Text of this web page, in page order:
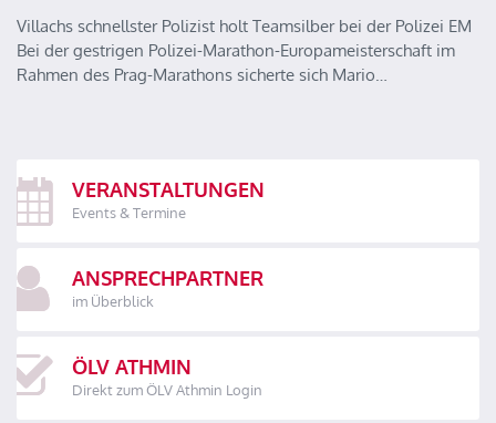
Villachs schnellster Polizist holt Teamsilber bei der Polizei EM
Bei der gestrigen Polizei-Marathon-Europameisterschaft im
Rahmen des Prag-Marathons sicherte sich Mario…
VERANSTALTUNGEN
Events & Termine
ANSPRECHPARTNER
im Überblick
ÖLV ATHMIN
Direkt zum ÖLV Athmin Login